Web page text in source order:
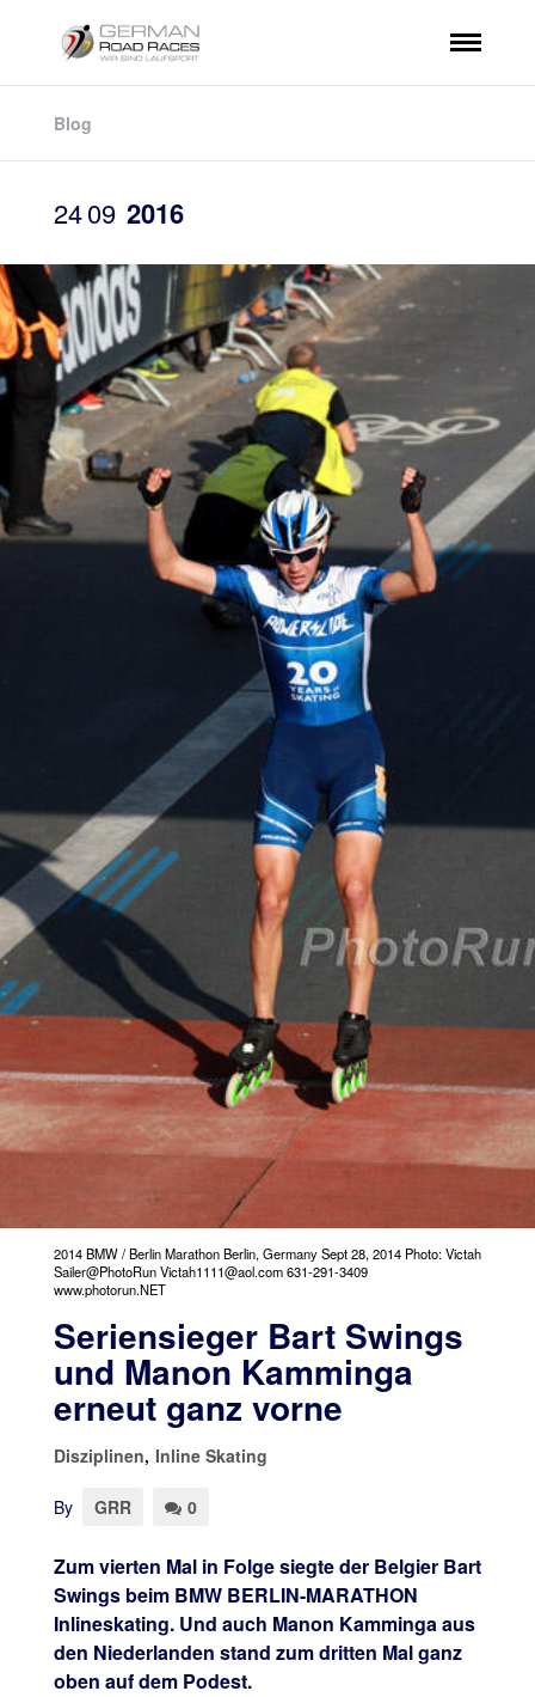
Blog
2409 2016
2014 BMW / Berlin Marathon Berlin, Germany Sept 28, 2014 Photo: Victah
Sailer@PhotoRun Victah1111@aol.com 631-291-3409
www.photorun.NET
Seriensieger Bart Swings
und Manon Kamminga
erneut ganz vorne
Disziplinen, Inline Skating
By GRR 0
Zum vierten Mal in Folge siegte der Belgier Bart
Swings beim BMW BERLIN-MARATHON
Inlineskating. Und auch Manon Kamminga aus
den Niederlanden stand zum dritten Mal ganz
oben auf dem Podest.